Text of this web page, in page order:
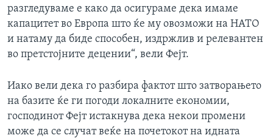
разгледуваме е како да осигураме дека имаме
капацитет во Европа што ќе му овозможи на НАТО
и натаму да биде способен, издржлив и релевантен
во претстојните децении“, вели Фејт.
Иако вели дека го разбира фактот што затворањето
на базите ќе ги погоди локалните економии,
господинот Фејт истакнува дека некои промени
може да се случат веќе на почетокот на идната